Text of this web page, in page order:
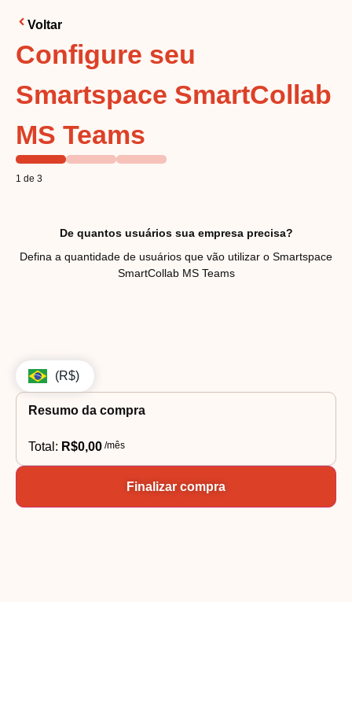
Voltar
Configure seu
Smartspace SmartCollab
MS Teams
1 de 3
De quantos usuários sua empresa precisa?
Defina a quantidade de usuários que vão utilizar o Smartspace
SmartCollab MS Teams
(R$)
Resumo da compra
Total: R$0,00 /mês
Finalizar compra